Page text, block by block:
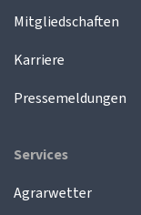
Mitgliedschaften
Karriere
Pressemeldungen
Services
Agrarwetter